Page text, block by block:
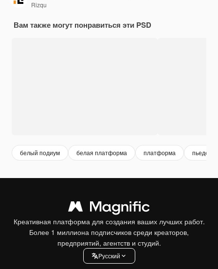
Rizqu
Вам также могут понравиться эти PSD
белый подиум белая платформа платформа
Креативная платформа для создания ваших лучших работ.
Более 1 миллиона подписчиков среди креаторов,
предприятий, агентств и студий.
Pусский